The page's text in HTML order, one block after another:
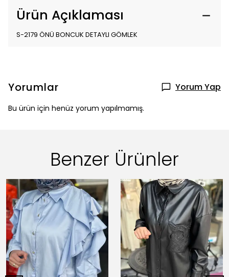
Ürün Açıklaması
S-2179 ÖNÜ BONCUK DETAYLI GÖMLEK
Yorumlar Yorum Yap
Bu ürün için henüz yorum yapılmamış.
Benzer Ürünler